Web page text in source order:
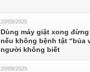
20/09/2025
Dùng máy giặt xong
nếu không bệnh tật “bủa
người không biết
20/09/2025